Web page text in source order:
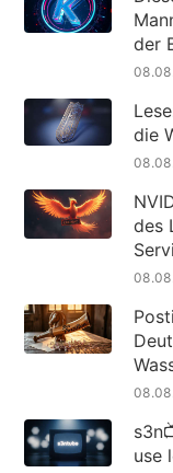
der
die
des
use